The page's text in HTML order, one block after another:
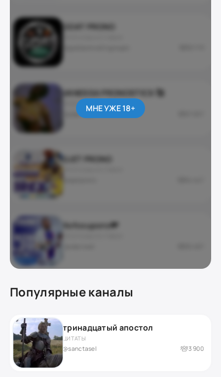
GOAT PRONO
VANESSA PRONOSTICS 🥰
ПРОГНОЗЫ И СТАВКИ
приватный
DJET PRONO
Xofcoupons💸
МНЕ УЖЕ 18+
Популярные каналы
тринадцатый апостол
ЦИТАТЫ
@sanctasel 3 900